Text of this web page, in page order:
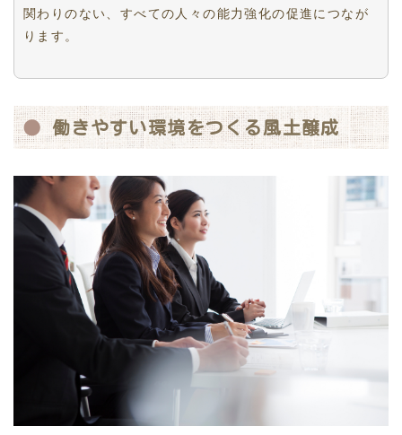
関わりのない、すべての人々の能力強化の促進につなが
ります。
働きやすい環境をつくる風土醸成